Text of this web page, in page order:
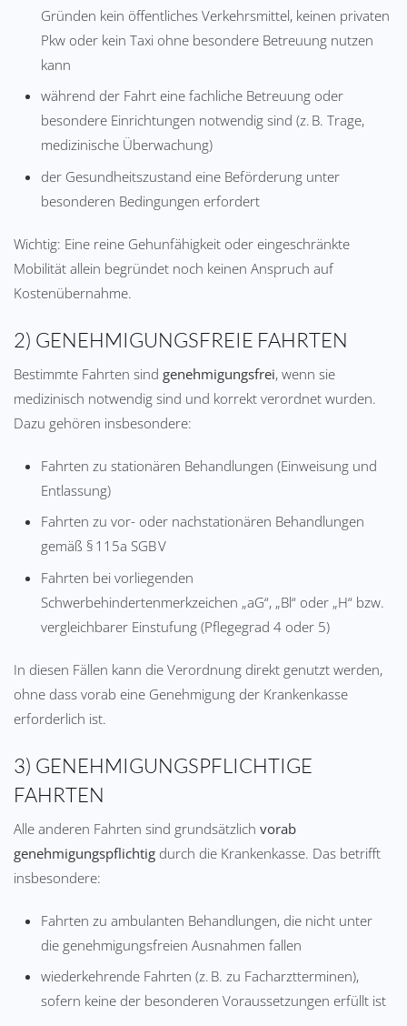
Gründen kein öffentliches Verkehrsmittel, keinen privaten
Pkw oder kein Taxi ohne besondere Betreuung nutzen
kann
während der Fahrt eine fachliche Betreuung oder
besondere Einrichtungen notwendig sind (z. B. Trage,
medizinische Überwachung)
der Gesundheitszustand eine Beförderung unter
besonderen Bedingungen erfordert
Wichtig: Eine reine Gehunfähigkeit oder eingeschränkte
Mobilität allein begründet noch keinen Anspruch auf
Kostenübernahme.
2) GENEHMIGUNGSFREIE FAHRTEN
Bestimmte Fahrten sind genehmigungsfrei, wenn sie
medizinisch notwendig sind und korrekt verordnet wurden.
Dazu gehören insbesondere:
Fahrten zu stationären Behandlungen (Einweisung und
Entlassung)
Fahrten zu vor- oder nachstationären Behandlungen
gemäß § 115a SGB V
Fahrten bei vorliegenden
Schwerbehindertenmerkzeichen „aG“, „Bl“ oder „H“ bzw.
vergleichbarer Einstufung (Pflegegrad 4 oder 5)
In diesen Fällen kann die Verordnung direkt genutzt werden,
ohne dass vorab eine Genehmigung der Krankenkasse
erforderlich ist.
3) GENEHMIGUNGSPFLICHTIGE
FAHRTEN
Alle anderen Fahrten sind grundsätzlich vorab
genehmigungspflichtig durch die Krankenkasse. Das betrifft
insbesondere:
Fahrten zu ambulanten Behandlungen, die nicht unter
die genehmigungsfreien Ausnahmen fallen
wiederkehrende Fahrten (z. B. zu Facharztterminen),
sofern keine der besonderen Voraussetzungen erfüllt ist